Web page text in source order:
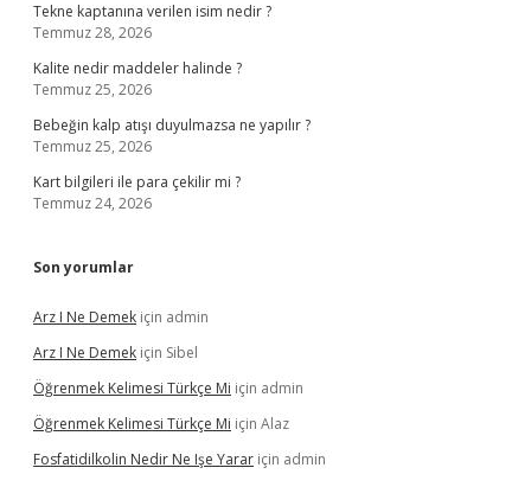
Tekne kaptanına verilen isim nedir ?
Temmuz 28, 2026
Kalite nedir maddeler halinde ?
Temmuz 25, 2026
Bebeğin kalp atışı duyulmazsa ne yapılır ?
Temmuz 25, 2026
Kart bilgileri ile para çekilir mi ?
Temmuz 24, 2026
Son yorumlar
Arz I Ne Demek için admin
Arz I Ne Demek için Sibel
Öğrenmek Kelimesi Türkçe Mi için admin
Öğrenmek Kelimesi Türkçe Mi için Alaz
Fosfatidilkolin Nedir Ne Işe Yarar için admin